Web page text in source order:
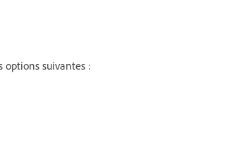
options suivantes :